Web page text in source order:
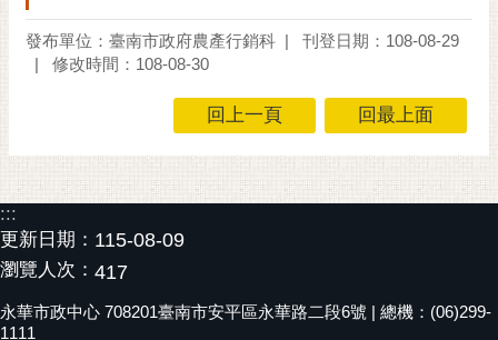
發布單位：臺南市政府農產行銷科
刊登日期：108-08-29
修改時間：108-08-30
回上一頁 回最上面
:::
更新日期： 115-08-09
瀏覽人次： 417
永華市政中心 708201臺南市安平區永華路二段6號 | 總機：(06)299-
1111